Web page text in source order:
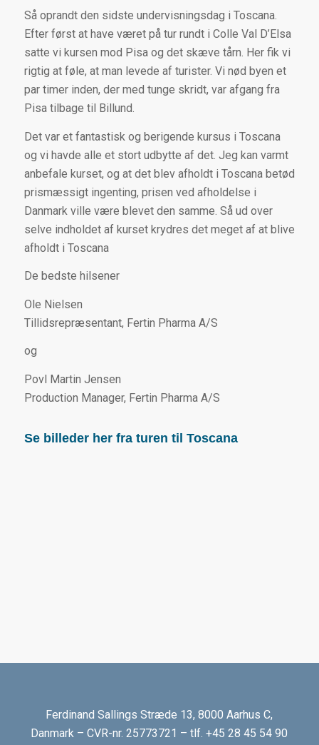
Så oprandt den sidste undervisningsdag i Toscana.
Efter først at have været på tur rundt i Colle Val D’Elsa
satte vi kursen mod Pisa og det skæve tårn. Her fik vi
rigtig at føle, at man levede af turister. Vi nød byen et
par timer inden, der med tunge skridt, var afgang fra
Pisa tilbage til Billund.
Det var et fantastisk og berigende kursus i Toscana
og vi havde alle et stort udbytte af det. Jeg kan varmt
anbefale kurset, og at det blev afholdt i Toscana betød
prismæssigt ingenting, prisen ved afholdelse i
Danmark ville være blevet den samme. Så ud over
selve indholdet af kurset krydres det meget af at blive
afholdt i Toscana
De bedste hilsener
Ole Nielsen
Tillidsrepræsentant, Fertin Pharma A/S
og
Povl Martin Jensen
Production Manager, Fertin Pharma A/S
Se billeder her fra turen til Toscana
Ferdinand Sallings Stræde 13,8000 Aarhus C,
Danmark – CVR-nr. 25773721 – tlf. +45 28 45 54 90